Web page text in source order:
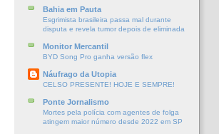
Bahia em Pauta
Esgrimista brasileira passa mal durante
disputa e revela tumor depois de eliminada
Monitor Mercantil
BYD Song Pro ganha versão flex
Náufrago da Utopia
CELSO PRESENTE! HOJE E SEMPRE!
Ponte Jornalismo
Mortes pela polícia com agentes de folga
atingem maior número desde 2022 em SP